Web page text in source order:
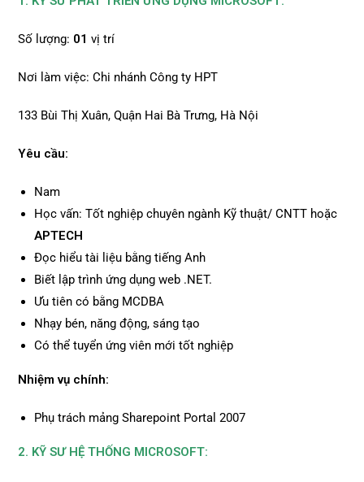
Số lượng: 01 vị trí
Nơi làm việc: Chi nhánh Công ty HPT
133 Bùi Thị Xuân, Quận Hai Bà Trưng, Hà Nội
Yêu cầu:
Nam
Học vấn: Tốt nghiệp chuyên ngành Kỹ thuật/ CNTT hoặc
APTECH
Đọc hiểu tài liệu bằng tiếng Anh
Biết lập trình ứng dụng web .NET.
Ưu tiên có bằng MCDBA
Nhạy bén, năng động, sáng tạo
Có thể tuyển ứng viên mới tốt nghiệp
Nhiệm vụ chính:
Phụ trách mảng Sharepoint Portal 2007
2. KỸ SƯ HỆ THỐNG MICROSOFT: